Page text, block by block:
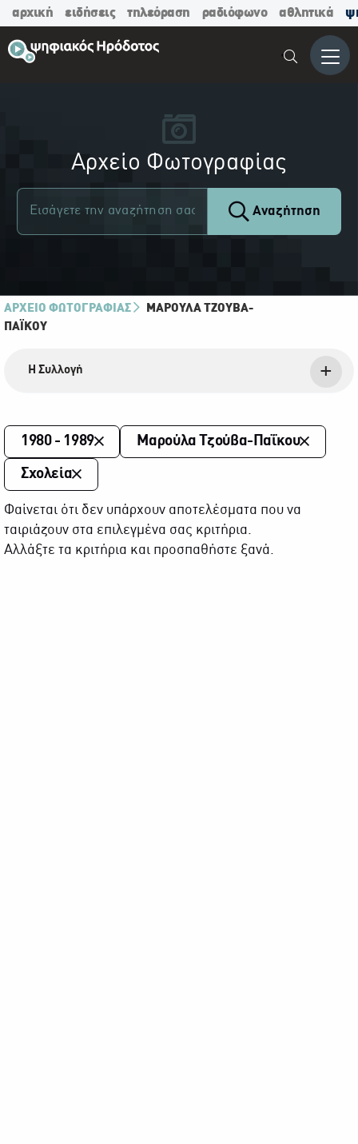
αρχική ειδήσεις τηλεόραση ραδιόφωνο αθλητικά
Μενού
Αρχείο Φωτογραφίας
Αναζήτηση
ΑΡΧΕΙΟ ΦΩΤΟΓΡΑΦΙΑΣ
ΜΑΡΟΎΛΑ ΤΖΟΎΒΑ-
ΠΑΪ́ΚΟΥ
Η Συλλογή
1980 - 1989 Μαρούλα Τζούβα-Παΐκου
Σχολεία
Φαίνεται ότι δεν υπάρχουν αποτελέσματα που να
ταιριάζουν στα επιλεγμένα σας κριτήρια.
Αλλάξτε τα κριτήρια και προσπαθήστε ξανά.